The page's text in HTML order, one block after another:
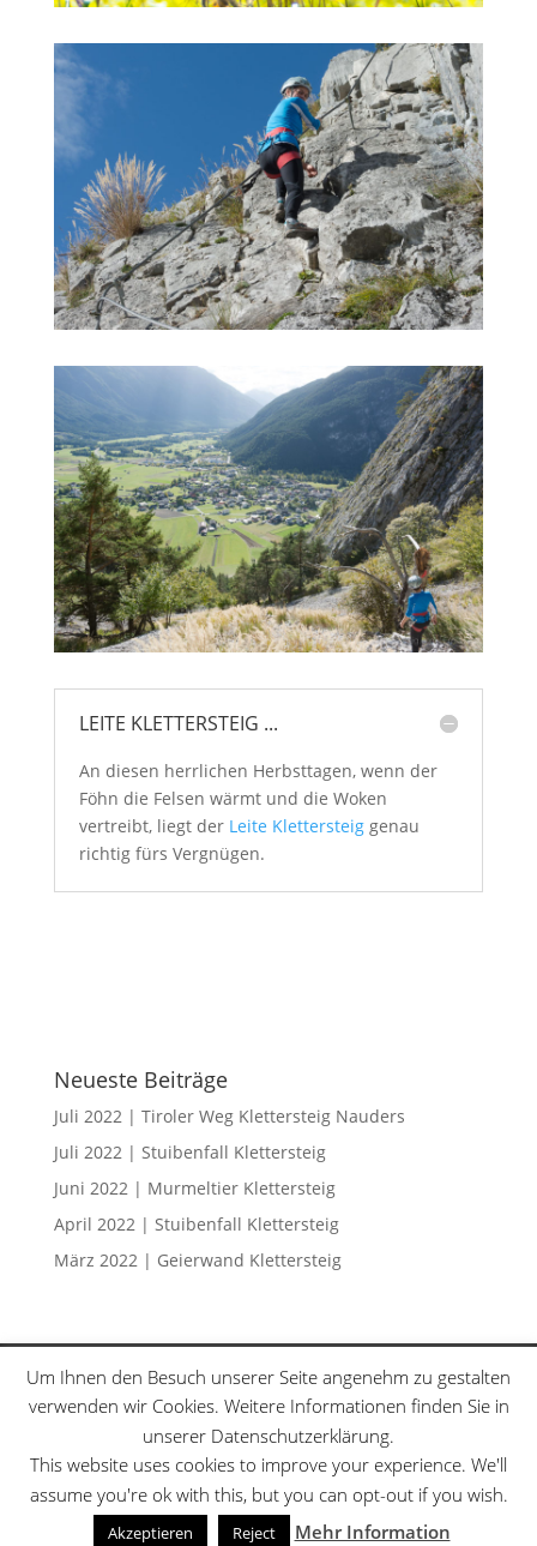
LEITE KLETTERSTEIG ...
An diesen herrlichen Herbsttagen, wenn der
Föhn die Felsen wärmt und die Woken
vertreibt, liegt der Leite Klettersteiggenau
richtig fürs Vergnügen.
Neueste Beiträge
Juli 2022 | Tiroler Weg Klettersteig Nauders
Juli 2022 | Stuibenfall Klettersteig
Juni 2022 | Murmeltier Klettersteig
April 2022 | Stuibenfall Klettersteig
März 2022 | Geierwand Klettersteig
Klettersteige
Schwierigkeitsgrade
Datenschutzerklärung
Sitemap
Designed byElegant Themes| Powered by
WordPress
Um Ihnen den Besuch unserer Seite angenehm zu gestalten
verwenden wir Cookies. Weitere Informationen finden Sie in
unserer Datenschutzerklärung.
This website uses cookies to improve your experience. We'll
assume you're ok with this, but you can opt-out if you wish.
Akzeptieren Reject Mehr Information